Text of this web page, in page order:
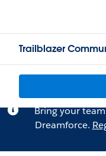
Trailblazer
Bring your
Dreamforce.